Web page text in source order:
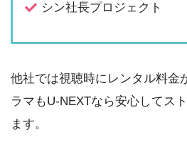
シン社長プロジェクト
他社では視聴時にレンタル料金
ラマもU-NEXTなら安心してス
ます。